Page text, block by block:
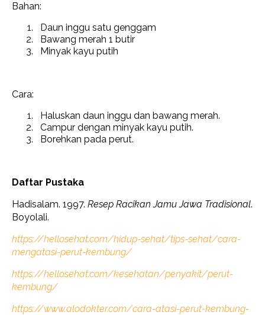
Bahan:
Daun inggu satu genggam
Bawang merah 1 butir
Minyak kayu putih
Cara:
Haluskan daun inggu dan bawang merah.
Campur dengan minyak kayu putih.
Borehkan pada perut.
Daftar Pustaka
Hadisalam. 1997. Resep Racikan Jamu Jawa Tradisional.
Boyolali.
https://hellosehat.com/hidup-sehat/tips-sehat/cara-
mengatasi-perut-kembung/
https://hellosehat.com/kesehatan/penyakit/perut-
kembung/
https://www.alodokter.com/cara-atasi-perut-kembung-